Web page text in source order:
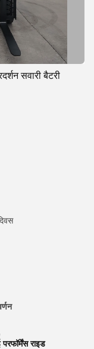
सवारी बैटरी
राइड